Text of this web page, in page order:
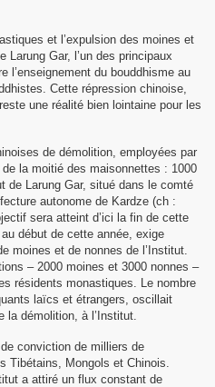
et l’expulsion des moines et
Larung Gar, l’un des principaux
l’enseignement du bouddhisme au
Cette répression chinoise,
une réalité bien lointaine pour les
de démolition, employées par
la moitié des maisonnettes : 1000
de Larung Gar, situé dans le comté
autonome de Kardze (ch :
sera atteint d’ici la fin de cette
début de cette année, exige
moines et de nonnes de l’Institut.
– 2000 moines et 3000 nonnes –
résidents monastiques. Le nombre
laïcs et étrangers, oscillait
la démolition, à l’Institut.
conviction de milliers de
Tibétains, Mongols et Chinois.
a attiré un flux constant de